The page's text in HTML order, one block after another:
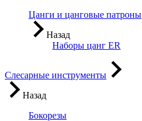
Цанги и цанговые патроны
Назад
Наборы цанг ER
Слесарные инструменты
Назад
Бокорезы